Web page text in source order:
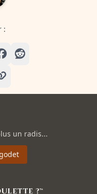
:
un radis...
?™